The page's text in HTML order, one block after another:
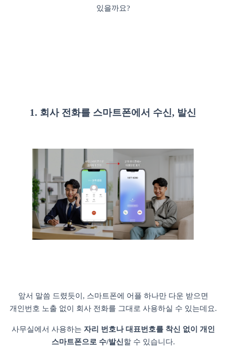
있을까요?
1. 회사 전화를 스마트폰에서 수신, 발신
앞서 말씀 드렸듯이, 스마트폰에 어플 하나만 다운 받으면
개인번호 노출 없이 회사 전화를 그대로 사용하실 수 있는데요.
사무실에서 사용하는 자리 번호나 대표번호를 착신 없이 개인
스마트폰으로 수/발신 할 수 있습니다.